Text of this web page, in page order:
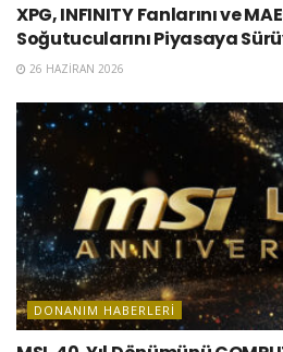
XPG, INFINITY Fanlarını ve
Soğutucularını Piyasaya
26 HAZIRAN 2026
DONANIM HABERLERI